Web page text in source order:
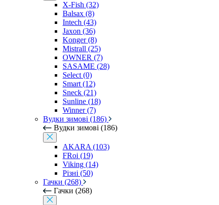
X-Fish (32)
Balsax (8)
Intech (43)
Jaxon (36)
Konger (8)
Mistrall (25)
OWNER (7)
SASAME (28)
Select (0)
Smart (12)
Sneck (21)
Sunline (18)
Winner (7)
Вудки зимові (186)
Вудки зимові (186)
AKARA (103)
FRoi (19)
Viking (14)
Різні (50)
Гачки (268)
Гачки (268)